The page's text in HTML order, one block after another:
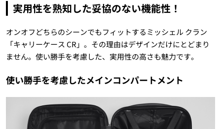
実用性を熟知した妥協のない機能性！
オンオフどちらのシーンでもフィットするミッシェル クラン
「キャリーケース CR」。その理由はデザインだけにとどまり
ません。使い勝手を考慮した、実用性の高さも魅力です。
使い勝手を考慮したメインコンパートメント